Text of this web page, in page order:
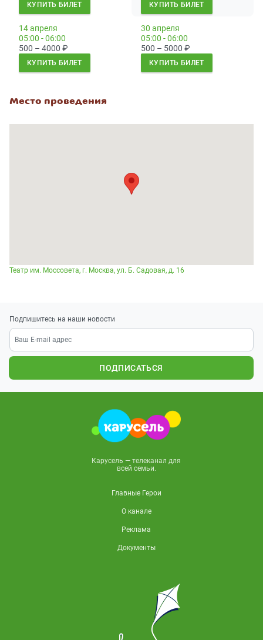
КУПИТЬ БИЛЕТ КУПИТЬ БИЛЕТ
14 апреля
05:00 - 06:00
500 – 4000 ₽
КУПИТЬ БИЛЕТ
30 апреля
05:00 - 06:00
500 – 5000 ₽
КУПИТЬ БИЛЕТ
Место проведения
Театр им. Моссовета, г. Москва, ул. Б. Садовая, д. 16
Подпишитесь на наши новости
ПОДПИСАТЬСЯ
Карусель — телеканал для
всей семьи.
Главные Герои
О канале
Реклама
Документы